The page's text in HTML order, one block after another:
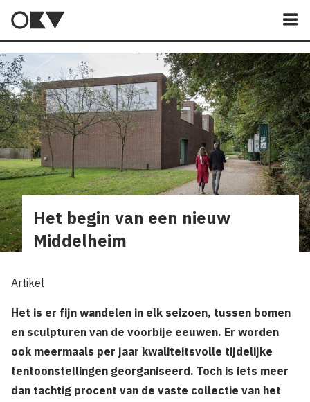
Het begin van een nieuw
Middelheim
Artikel
Het is er fijn wandelen in elk seizoen, tussen bomen
en sculpturen van de voorbije eeuwen. Er worden
ook meermaals per jaar kwaliteitsvolle tijdelijke
tentoonstellingen georganiseerd. Toch is iets meer
dan tachtig procent van de vaste collectie van het